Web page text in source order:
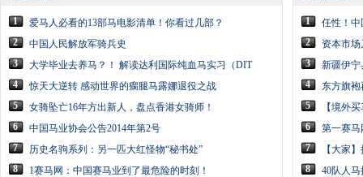
1
爱马人必看的13部马电影清单！你看过几部？
2
中国人民解放军骑兵史
3
大学毕业去养马？！ 解读达利国际纯血马实习（DIT
4
惊天大逆转 感动世界的瘸腿马露娜退役之战
5
女骑坠亡16年方出新人，盘点香港女骑师！
6
中国马业协会公告2014年第2号
7
历史名驹系列：另一匹大红怪物“秘书处”
8
1赛马网：中国赛马业到了最危险的时刻！
1
任性！中
2
资本市场
3
新疆伊宁
4
东方旗袍
5
【境外
6
第一赛马
7
【大家
8
40队人